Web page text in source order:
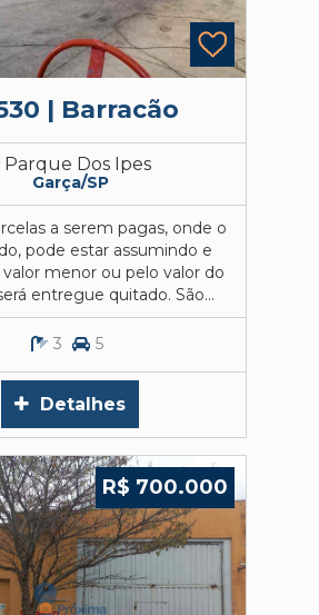
| Barracão
Parque Dos Ipes
Garça/SP
a serem pagas, onde o
pode estar assumindo e
menor ou pelo valor do
entregue quitado. São...
3 5
Detalhes
R$ 700.000